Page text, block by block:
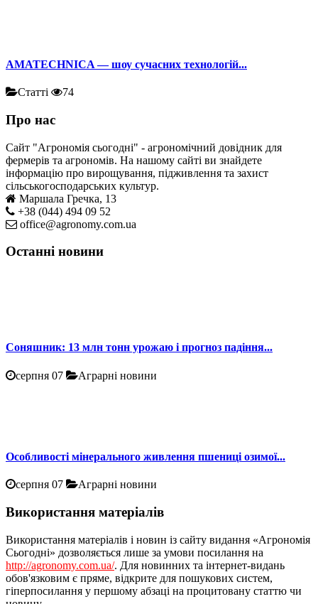
AMATECHNICA — шоу сучасних технологій...
Статті 74
Про нас
Сайт "Агрономія сьогодні" - агрономічний довідник для
фермерів та агрономів. На нашому сайті ви знайдете
інформацію про вирощування, підживлення та захист
сільськогосподарських культур.
Маршала Гречка, 13
+38 (044) 494 09 52
office@agronomy.com.ua
Останні новини
Соняшник: 13 млн тонн урожаю і прогноз падіння...
серпня 07 Аграрні новини
Особливості мінерального живлення пшениці озимої...
серпня 07 Аграрні новини
Використання матеріалів
Використання матеріалів і новин із сайту видання «Агрономія
Сьогодні» дозволяється лише за умови посилання на
http://agronomy.com.ua/. Для новинних та інтернет-видань
обов'язковим є пряме, відкрите для пошукових систем,
гіперпосилання у першому абзаці на процитовану статтю чи